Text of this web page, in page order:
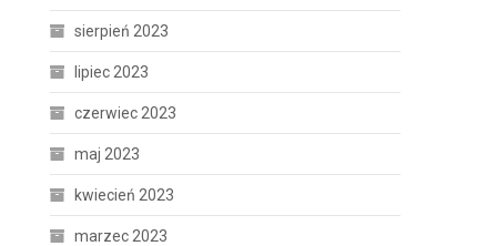
sierpień 2023
lipiec 2023
czerwiec 2023
maj 2023
kwiecień 2023
marzec 2023